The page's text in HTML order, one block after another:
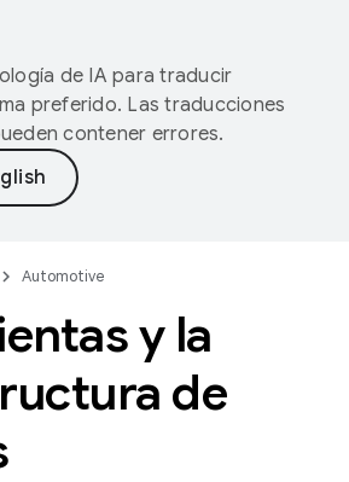
de IA para traducir
preferido. Las traducciones
contener errores.
Automotive
y la
de